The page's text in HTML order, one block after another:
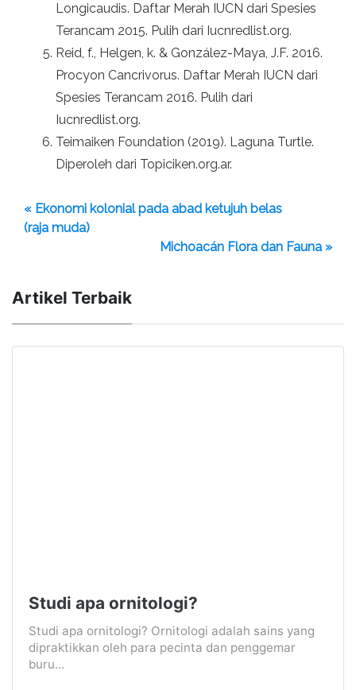
Longicaudis. Daftar Merah IUCN dari Spesies
Terancam 2015. Pulih dari Iucnredlist.org.
Reid, f., Helgen, k. & González-Maya, J.F. 2016.
Procyon Cancrivorus. Daftar Merah IUCN dari
Spesies Terancam 2016. Pulih dari
Iucnredlist.org.
Teimaiken Foundation (2019). Laguna Turtle.
Diperoleh dari Topiciken.org.ar.
« Ekonomi kolonial pada abad ketujuh belas
(raja muda)
Michoacán Flora dan Fauna »
Artikel Terbaik
Studi apa ornitologi?
Studi apa ornitologi? Ornitologi adalah sains yang
dipraktikkan oleh para pecinta dan penggemar
buru...